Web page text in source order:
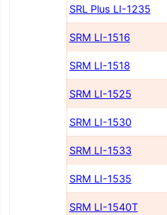
SRL Plus LI-1235
SRM LI-1516
SRM LI-1518
SRM LI-1525
SRM LI-1530
SRM LI-1533
SRM LI-1535
SRM LI-1540Т